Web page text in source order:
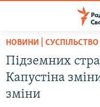
Перейти
основного
матеріалу
Перейти
до
ВСЕ ЗА ДОБУ
СТАТТІ
НОВИНИ | СУСПІЛЬСТВО
Підземних
Капустіна
зміни